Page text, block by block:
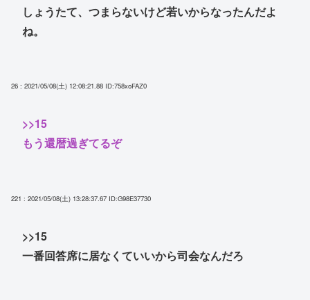
しょうたて、つまらないけど若いからなったんだよ
ね。
26 : 2021/05/08(土) 12:08:21.88 ID:758xoFAZ0
>>15
もう還暦過ぎてるぞ
221 : 2021/05/08(土) 13:28:37.67 ID:G98E37730
>>15
一番回答席に居なくていいから司会なんだろ